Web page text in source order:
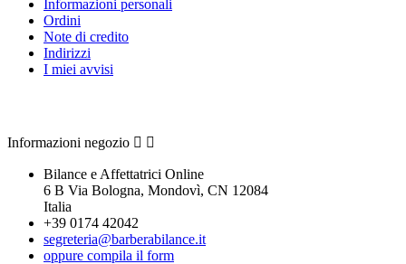
Informazioni personali
Ordini
Note di credito
Indirizzi
I miei avvisi
Informazioni negozio  
Bilance e Affettatrici Online
6 B Via Bologna, Mondovì, CN 12084
Italia
+39 0174 42042
segreteria@barberabilance.it
oppure compila il form